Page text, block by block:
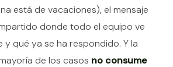
está de vacaciones), el mensaje
donde todo el equipo ve
y qué ya se ha respondido. Y la
de los casos no consume